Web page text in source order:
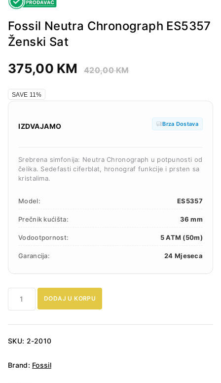
Fossil Neutra Chronograph ES5357
Ženski Sat
375,00 KM 420,00KM
SAVE 11%
IZDVAJAMO Brza Dostava
Srebrena simfonija: Neutra Chronograph u potpunosti od
čelika. Sedefasti ciferblat, hronograf funkcije i prsten sa
kristalima.
Model: ES5357
Prečnik kućišta: 36 mm
Vodootpornost: 5 ATM (50m)
Garancija: 24 Mjeseca
Ženski
količina
DODAJ U KORPU
SKU: 2-2010
Brand: Fossil